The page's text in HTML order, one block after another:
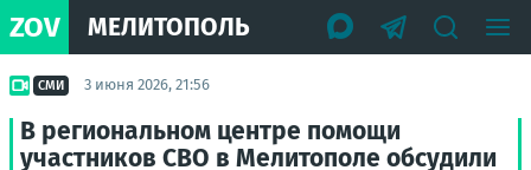
ZOV МЕЛИТОПОЛЬ
СМИ 3 июня 2026, 21:56
В региональном центре помощи
участников СВО в Мелитополе обсудили